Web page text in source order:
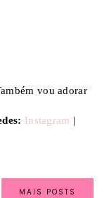
vou adorar
Instagram |
MAIS POSTS